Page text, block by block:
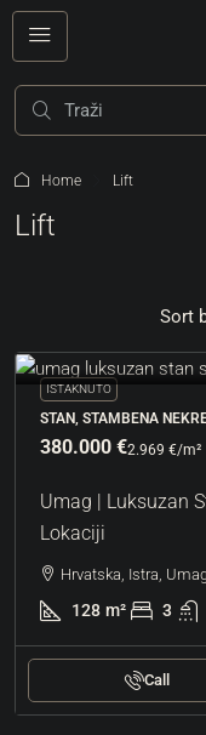
Home Lift
Lift
Sort
ISTAKNUTO
STAN, STAMBENA
380.000 €2.969 €/m²
Umag | Luksuzan
Lokaciji
Hrvatska, Istra,
128 m² 3
Call